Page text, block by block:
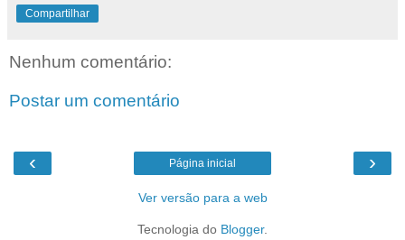
Compartilhar
Nenhum comentário:
Postar um comentário
‹ ›
Página inicial
Ver versão para a web
Tecnologia do Blogger.